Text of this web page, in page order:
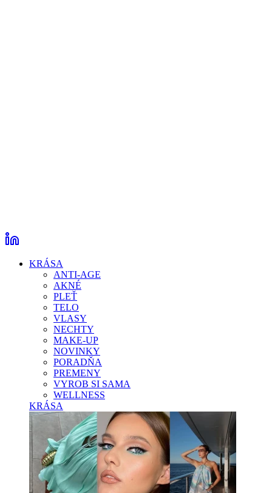
KRÁSA
ANTI-AGE
AKNÉ
PLEŤ
TELO
VLASY
NECHTY
MAKE-UP
NOVINKY
PORADŇA
PREMENY
VYROB SI SAMA
WELLNESS
KRÁSA